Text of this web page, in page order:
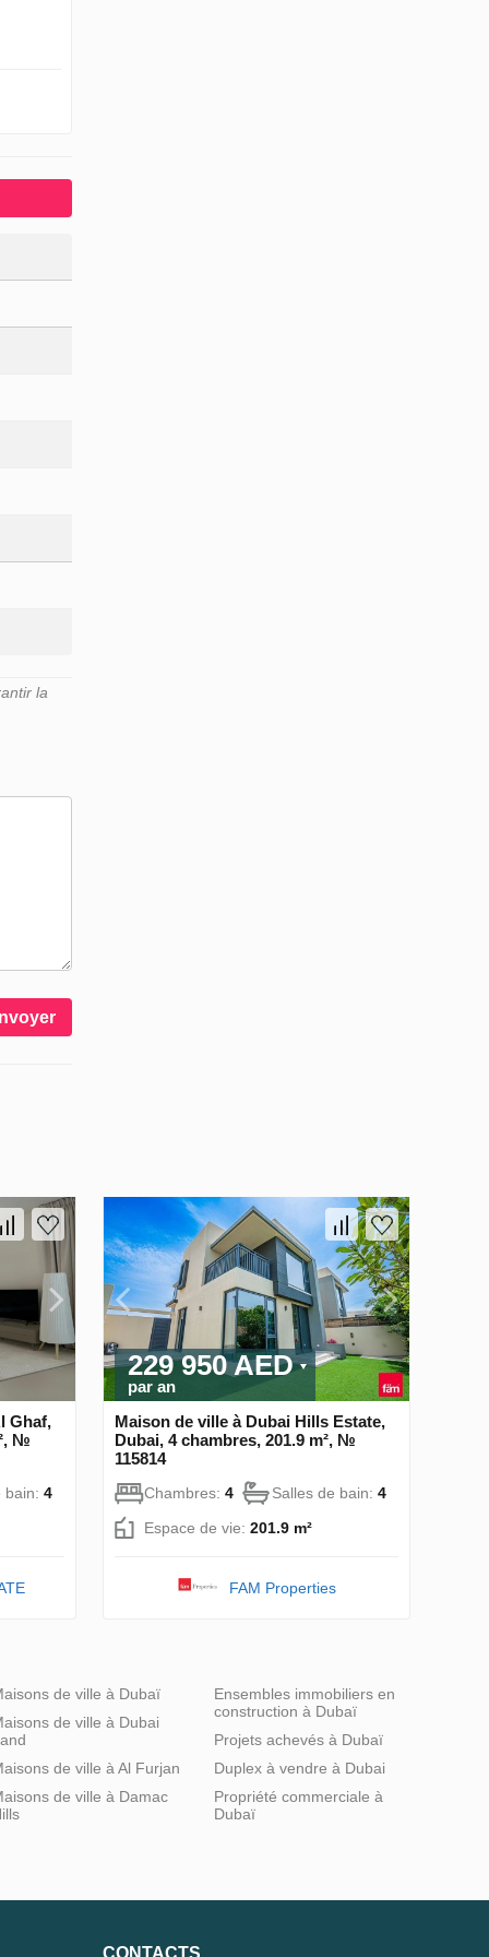
la
Ghaf,
№
bain: 4
229 950 AED
par an
Maison de ville à Dubai Hills Estate,
Dubai, 4 chambres, 201.9 m², №
115814
Chambres: 4 Salles de bain: 4
Espace de vie: 201.9 m²
FAM Properties
de ville à Dubaï
de ville à Dubai
de ville à Al Furjan
de ville à Damac
Ensembles immobiliers en
construction à Dubaï
Projets achevés à Dubaï
Duplex à vendre à Dubai
Propriété commerciale à
Dubaï
CONTACTS